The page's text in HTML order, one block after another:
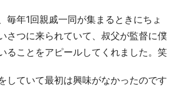
毎年1回親戚一同が集まるときにちょ
さつに来られていて、叔父が監督に僕
ることをアピールしてくれました。笑
していて最初は興味がなかったのです